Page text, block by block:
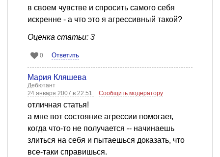
в своем чувстве и спросить самого себя
искренне - а что это я агрессивный такой?
Оценка статьи: 3
0 Ответить
Мария Кляшева
Дебютант
24 января 2007 в 22:51
Сообщить модератору
отличная статья!
а мне вот состояние агрессии помогает,
когда что-то не получается -- начинаешь
злиться на себя и пытаешься доказать, что
все-таки справишься.